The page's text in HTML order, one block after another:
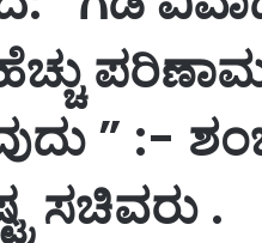
” :-
ಸಚಿವರು .